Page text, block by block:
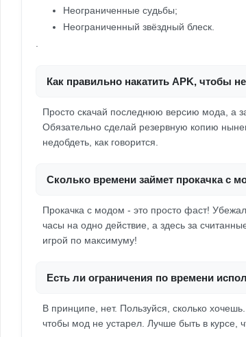
Неограниченные судьбы;
Неограниченный звёздный блеск.
Как правильно накатить APK, чтобы
Просто скачай последнюю версию мода, а
Обязательно сделай резервную копию
недобдеть, как говорится.
Сколько времени займет прокачка с
Прокачка с модом - это просто фаст!
часы на одно действие, а здесь за
игрой по максимуму!
Есть ли ограничения по времени
В принципе, нет. Пользуйся, сколько
чтобы мод не устарел. Лучше быть в курсе,